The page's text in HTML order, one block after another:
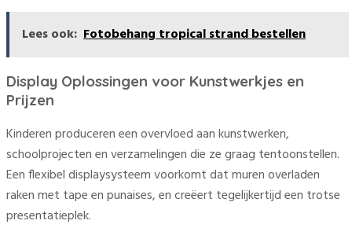
Lees ook: Fotobehang tropical strand bestellen
Display Oplossingen voor Kunstwerkjes en
Prijzen
Kinderen produceren een overvloed aan kunstwerken,
schoolprojecten en verzamelingen die ze graag tentoonstellen.
Een flexibel displaysysteem voorkomt dat muren overladen
raken met tape en punaises, en creëert tegelijkertijd een trotse
presentatieplek.